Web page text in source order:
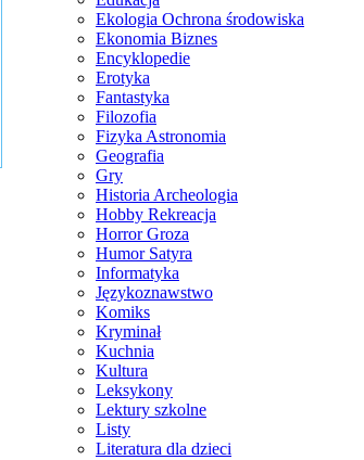
Ekologia Ochrona środowiska
Ekonomia Biznes
Encyklopedie
Erotyka
Fantastyka
Filozofia
Fizyka Astronomia
Geografia
Gry
Historia Archeologia
Hobby Rekreacja
Horror Groza
Humor Satyra
Informatyka
Językoznawstwo
Komiks
Kryminał
Kuchnia
Kultura
Leksykony
Lektury szkolne
Listy
Literatura dla dzieci